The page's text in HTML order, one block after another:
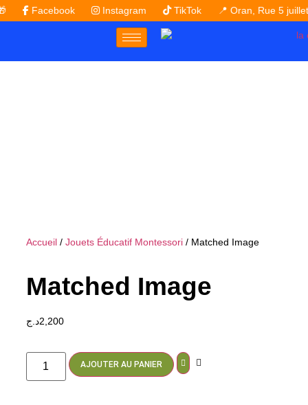
Facebook Instagram TikTok 📍 Oran, Rue 5 juillet –
Accueil/ Jouets Éducatif Montessori/ Matched Image
Matched Image
2,200د.ج
AJOUTER AU PANIER